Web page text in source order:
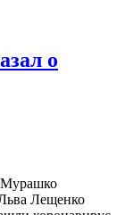
о
Мурашко
Лещенко